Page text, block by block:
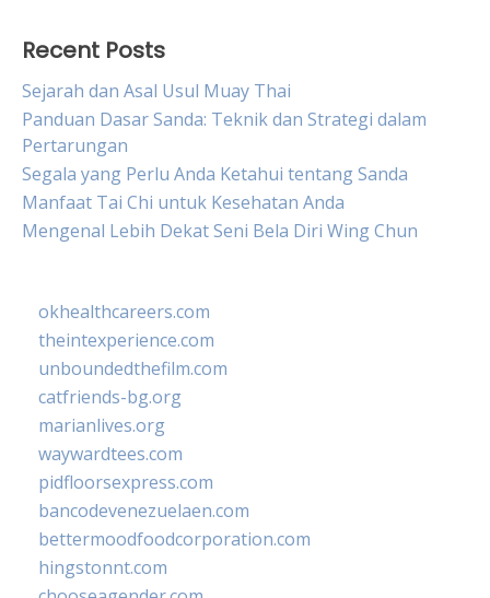
Recent Posts
Sejarah dan Asal Usul Muay Thai
Panduan Dasar Sanda: Teknik dan Strategi dalam
Pertarungan
Segala yang Perlu Anda Ketahui tentang Sanda
Manfaat Tai Chi untuk Kesehatan Anda
Mengenal Lebih Dekat Seni Bela Diri Wing Chun
okhealthcareers.com
theintexperience.com
unboundedthefilm.com
catfriends-bg.org
marianlives.org
waywardtees.com
pidfloorsexpress.com
bancodevenezuelaen.com
bettermoodfoodcorporation.com
hingstonnt.com